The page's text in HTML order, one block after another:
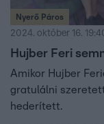
Nyerő Páros
2024. október 16.
Hujber Feri
Amikor Hujber
gratulálni
hederített.